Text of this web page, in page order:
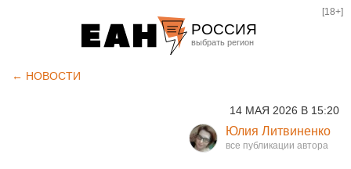
РОССИЯ
Курган
Оренбург
[18+]
← НОВОСТИ
14 МАЯ 2026 В 15:20
Юлия Литвиненко